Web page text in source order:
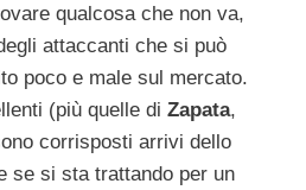
qualcosa che non va,
attaccanti che si può
poco e male sul mercato.
(più quelle di Zapata,
corrisposti arrivi dello
se si sta trattando per un